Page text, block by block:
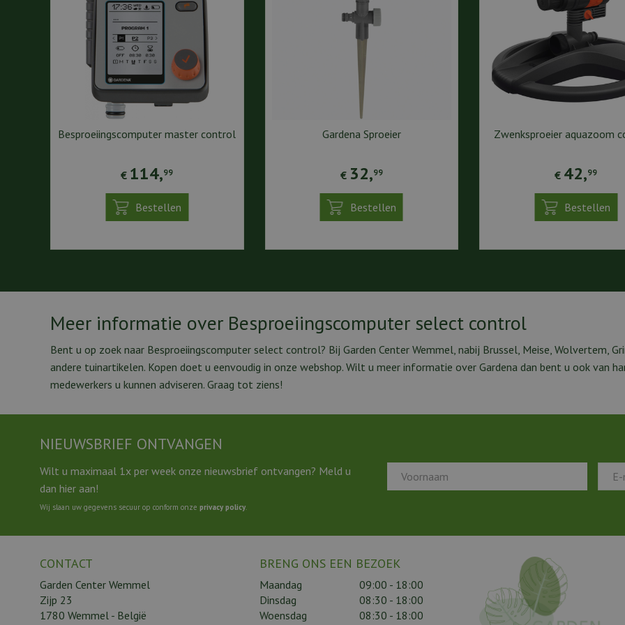
Besproeiingscomputer master control
€ 114,99
Bestellen
Gardena Sproeier
€ 32,99
Bestellen
Zwenksproeier aquazoom
€ 42,99
Bestellen
Meer informatie over Besproeiingscomputer select control
Bent u op zoek naar Besproeiingscomputer select control? Bij Garden Center Wemmel, nabij Brussel, Meise, Wolvertem,
andere tuinartikelen. Kopen doet u eenvoudig in onze webshop. Wilt u meer informatie over Gardena dan bent u ook van
medewerkers u kunnen adviseren. Graag tot ziens!
NIEUWSBRIEF ONTVANGEN
Wilt u maximaal 1x per week onze nieuwsbrief ontvangen? Meld u
dan hier aan!
Wij slaan uw gegevens secuur op conform onze privacy policy
CONTACT
Garden Center Wemmel
Zijp 23
1780 Wemmel - België
BRENG ONS EEN BEZOEK
Maandag
09:00 - 18:00
Dinsdag
08:30 - 18:00
Woensdag
08:30 - 18:00